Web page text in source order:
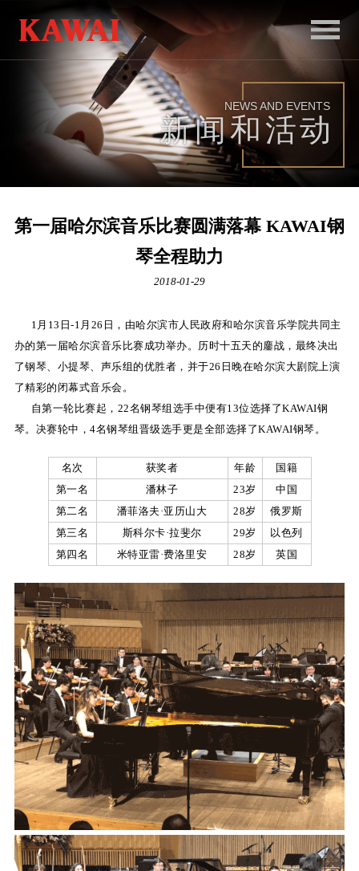
首
页
新
活
们
下
载
支
持
音
室
NEWS AND EVENTS
新闻和活动
第一届哈尔滨音乐比赛圆满落幕 KAWAI钢
琴全程助力
2018-01-29
1 月 13 日-1 月 26 日，由哈尔滨市人民政府和哈尔滨音乐学院共同主
办的第一届哈尔滨音乐比赛成功举办。历时十五天的鏖战，最终决出
了钢琴、小提琴、声乐组的优胜者，并于26 日晚在哈尔滨大剧院上演
了精彩的闭幕式音乐会。
自第一轮比赛起， 22名钢琴组选手中便有13位选择了KAWAI钢
琴。决赛轮中，4名钢琴组晋级选手更是全部选择了KAWAI钢琴。
名次 获奖者 年龄
国籍
第一名
潘林子 23岁
中国
第二名
潘菲洛夫·亚历山大 28岁
俄罗斯
第三名
斯科尔卡·拉斐尔 29岁
以色列
第四名
米特亚雷·费洛里安 28岁 英国